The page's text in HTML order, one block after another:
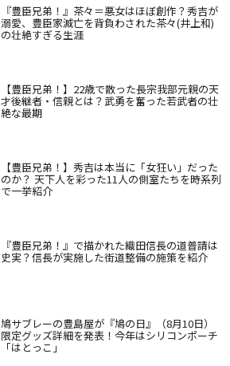
『豊臣兄弟！』茶々＝悪女はほぼ創作？秀吉が
溺愛、豊臣家滅亡を背負わされた茶々(井上和)
の壮絶すぎる生涯
【豊臣兄弟！】22歳で散った長宗我部元親の天
才後継者・信親とは？武勇を奮った若武者の壮
絶な最期
【豊臣兄弟！】秀吉は本当に「女狂い」だった
のか？ 天下人を彩った11人の側室たちを時系列
で一挙紹介
『豊臣兄弟！』で描かれた織田信長の道普請は
史実？信長が実施した街道整備の施策を紹介
鳩サブレーの豊島屋が『鳩の日』（8月10日）
限定グッズ詳細を発表！今年はシリコンポーチ
「はとっこ」